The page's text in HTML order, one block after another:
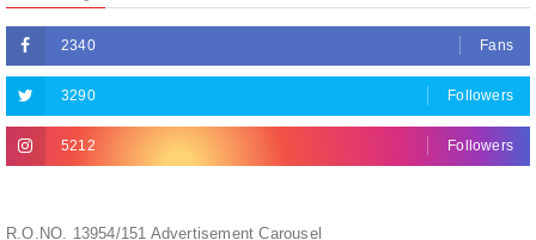
3290 Followers
5212 Followers
R.O.NO. 13954/151 Advertisement Carousel